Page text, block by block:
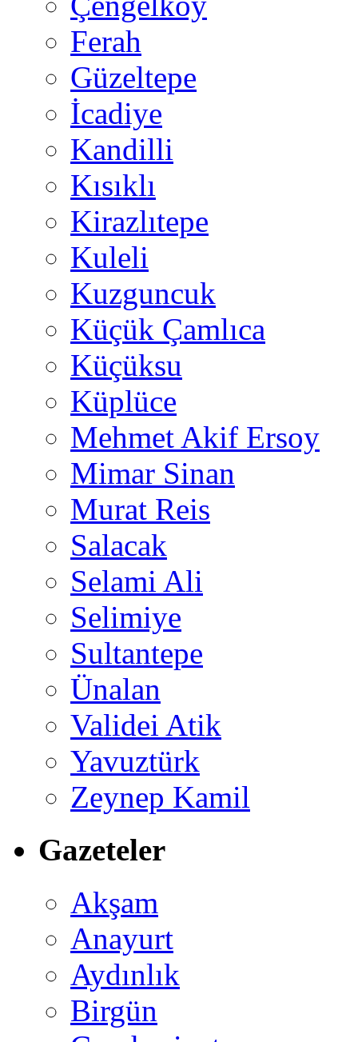
Ferah
Güzeltepe
İcadiye
Kandilli
Kısıklı
Kirazlıtepe
Kuleli
Kuzguncuk
Küçük Çamlıca
Küçüksu
Küplüce
Mehmet Akif Ersoy
Mimar Sinan
Murat Reis
Salacak
Selami Ali
Selimiye
Sultantepe
Ünalan
Validei Atik
Yavuztürk
Zeynep Kamil
Gazeteler
Akşam
Anayurt
Aydınlık
Birgün